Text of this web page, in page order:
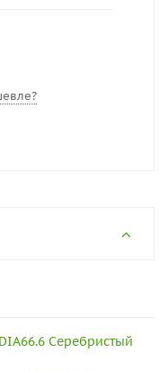
Серебристый